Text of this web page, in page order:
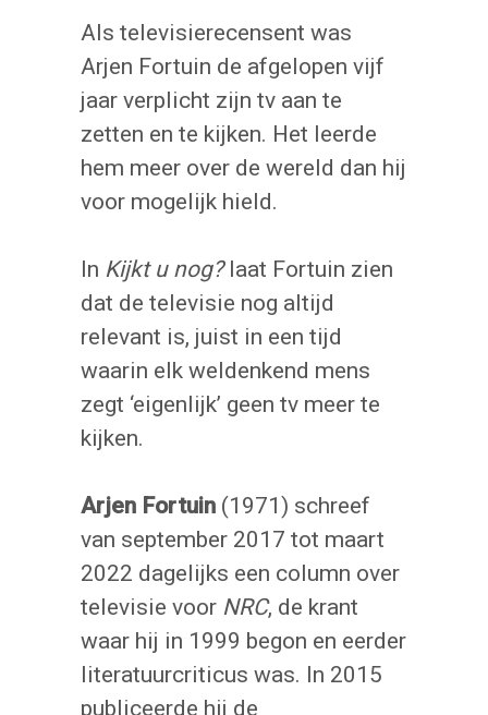
Als televisierecensent was
Arjen Fortuin de afgelopen vijf
jaar verplicht zijn tv aan te
zetten en te kijken. Het leerde
hem meer over de wereld dan hij
voor mogelijk hield.
In Kijkt u nog? laat Fortuin zien
dat de televisie nog altijd
relevant is, juist in een tijd
waarin elk weldenkend mens
zegt ‘eigenlijk’ geen tv meer te
kijken.
Arjen Fortuin (1971) schreef
van september 2017 tot maart
2022 dagelijks een column over
televisie voor NRC, de krant
waar hij in 1999 begon en eerder
literatuurcriticus was. In 2015
publiceerde hij de